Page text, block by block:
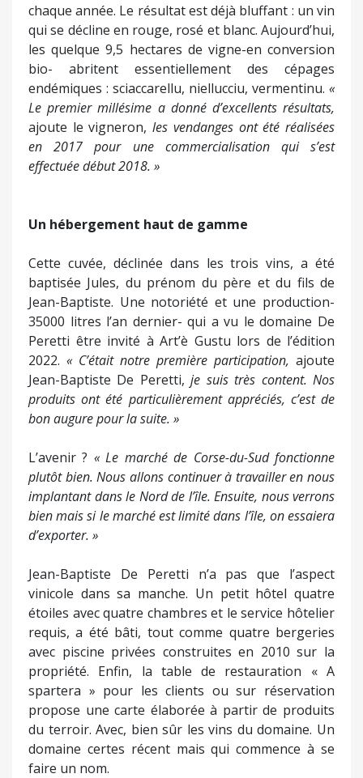
chaque année. Le résultat est déjà bluffant : un vin
qui se décline en rouge, rosé et blanc. Aujourd’hui,
les quelque 9,5 hectares de vigne-en conversion
bio- abritent essentiellement des cépages
endémiques : sciaccarellu, niellucciu, vermentinu. «
Le premier millésime a donné d’excellents résultats,
ajoute le vigneron,les vendanges ont été réalisées
en 2017 pour une commercialisation qui s’est
effectuée début 2018. »
Un hébergement haut de gamme
Cette cuvée, déclinée dans les trois vins, a été
baptisée Jules, du prénom du père et du fils de
Jean-Baptiste. Une notoriété et une production-
35000 litres l’an dernier- qui a vu le domaine De
Peretti être invité à Art’è Gustu lors de l’édition
2022. « C’était notre première participation, ajoute
Jean-Baptiste De Peretti,je suis très content. Nos
produits ont été particulièrement appréciés, c’est de
bon augure pour la suite. »
L’avenir ? « Le marché de Corse-du-Sud fonctionne
plutôt bien. Nous allons continuer à travailler en nous
implantant dans le Nord de l’île. Ensuite, nous verrons
bien mais si le marché est limité dans l’île, on essaiera
d’exporter. »
Jean-Baptiste De Peretti n’a pas que l’aspect
vinicole dans sa manche. Un petit hôtel quatre
étoiles avec quatre chambres et le service hôtelier
requis, a été bâti, tout comme quatre bergeries
avec piscine privées construites en 2010 sur la
propriété. Enfin, la table de restauration « A
spartera » pour les clients ou sur réservation
propose une carte élaborée à partir de produits
du terroir. Avec, bien sûr les vins du domaine. Un
domaine certes récent mais qui commence à se
faire un nom.